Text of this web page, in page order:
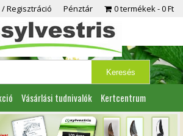
Regisztráció Pénztár 0 termékek 0 Ft
Vásárlási tudnivalók Kertcentrum
Kapcsolat